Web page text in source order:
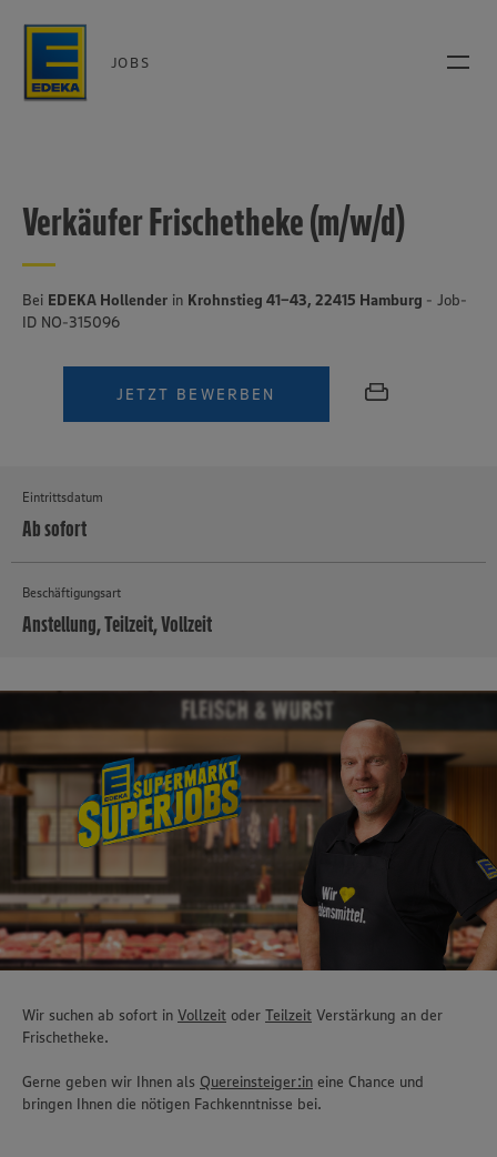
JOBS
Verkäufer Frischetheke (m/w/d)
Bei EDEKA Hollender in Krohnstieg 41-43, 22415 Hamburg - Job-
ID NO-315096
JETZT BEWERBEN
Eintrittsdatum
Ab sofort
Beschäftigungsart
Anstellung, Teilzeit, Vollzeit
Wir suchen ab sofort in Vollzeit oder Teilzeit Verstärkung an der
Frischetheke.
Gerne geben wir Ihnen als Quereinsteiger:in eine Chance und
bringen Ihnen die nötigen Fachkenntnisse bei.